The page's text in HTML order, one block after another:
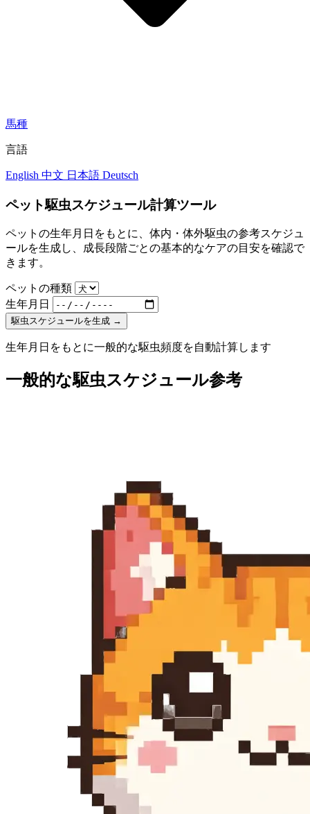
馬種
言語
English 中文 日本語 Deutsch
ペット駆虫スケジュール計算ツール
ペットの生年月日をもとに、体内・体外駆虫の参考スケジュ
ールを生成し、成長段階ごとの基本的なケアの目安を確認で
きます。
ペットの種類
生年月日
駆虫スケジュールを生成 →
生年月日をもとに一般的な駆虫頻度を自動計算します
一般的な駆虫スケジュール参考